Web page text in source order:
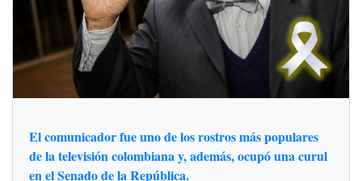
El comunicador fue uno de los rostros más populares
de la televisión colombiana y, además, ocupó una curul
en el Senado de la República.